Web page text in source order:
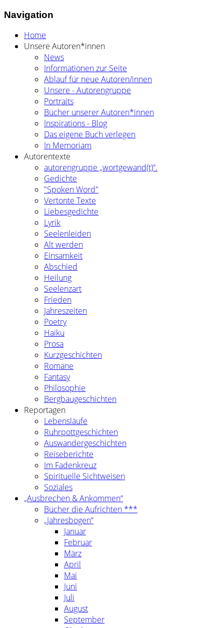
Navigation
Home
Unsere Autoren*innen
News
Informationen zur Seite
Ablauf für neue Autoren/innen
Unsere - Autorengruppe
Portraits
Bücher unserer Autoren*innen
Inspirations - Blog
Das eigene Buch verlegen
In Memoriam
Autorentexte
autorengruppe „wortgewand(t)“.
Gedichte
"Spoken Word"
Vertonte Texte
Liebesgedichte
Lyrik
Seelenleiden
Alt werden
Einsamkeit
Abschied
Heilung
Seelenzart
Frieden
Jahreszeiten
Poetry
Haiku
Prosa
Kurzgeschichten
Romane
Fantasy
Philosophie
Bergbaugeschichten
Reportagen
Lebensläufe
Ruhrpottgeschichten
Auswandergeschichten
Reiseberichte
Im Fadenkreuz
Spirituelle Sichtweisen
Soziales
„Ausbrechen & Ankommen“
Bücher die Aufrichten ***
„Jahresbogen“
Januar
Februar
März
April
Mai
Juni
Juli
August
September